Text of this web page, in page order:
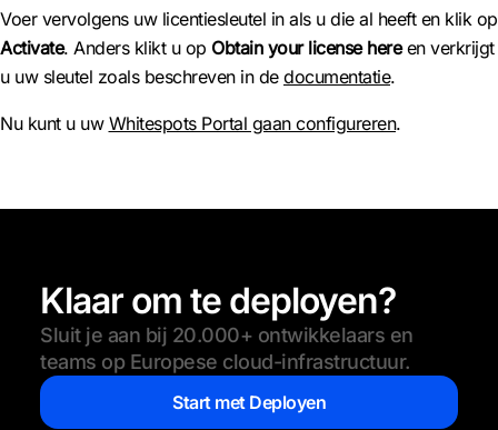
Voer vervolgens uw licentiesleutel in als u die al heeft en klik op
Activate. Anders klikt u op Obtain your license hereen verkrijgt
u uw sleutel zoals beschreven in de documentatie.
Nu kunt u uw Whitespots Portal gaan configureren.
Klaar om te deployen?
Sluit je aan bij 20.000+ ontwikkelaars en
teams op Europese cloud-infrastructuur.
Start met Deployen